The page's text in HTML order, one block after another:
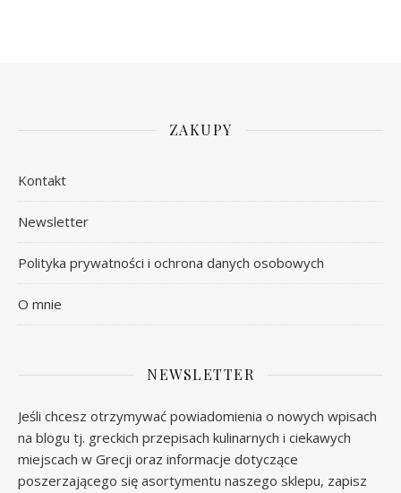
ZAKUPY
Kontakt
Newsletter
Polityka prywatności i ochrona danych osobowych
O mnie
NEWSLETTER
Jeśli chcesz otrzymywać powiadomienia o nowych wpisach
na blogu tj. greckich przepisach kulinarnych i ciekawych
miejscach w Grecji oraz informacje dotyczące
poszerzającego się asortymentu naszego sklepu, zapisz